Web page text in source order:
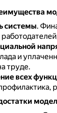
системы.
и
труде.
всех